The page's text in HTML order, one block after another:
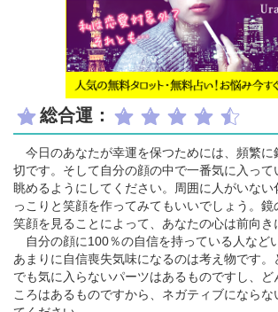
総合運：
今日のあなたが幸運を保つためには、頻繁に
切です。そして自分の顔の中で一番気に入って
眺めるようにしてください。周囲に人がいない
っこりと笑顔を作ってみてもいいでしょう。
笑顔を見ることによって、あなたの心は前向き
自分の顔に100％の自信を持っている人など
あまりに自信喪失気味になるのは考え物です
でも気に入らないパーツはあるものですし、ど
ころはあるものですから、ネガティブにならな